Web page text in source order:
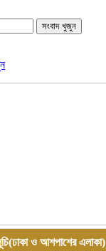
সংবাদ খুজুন
ও আশপাশের এলাকা)